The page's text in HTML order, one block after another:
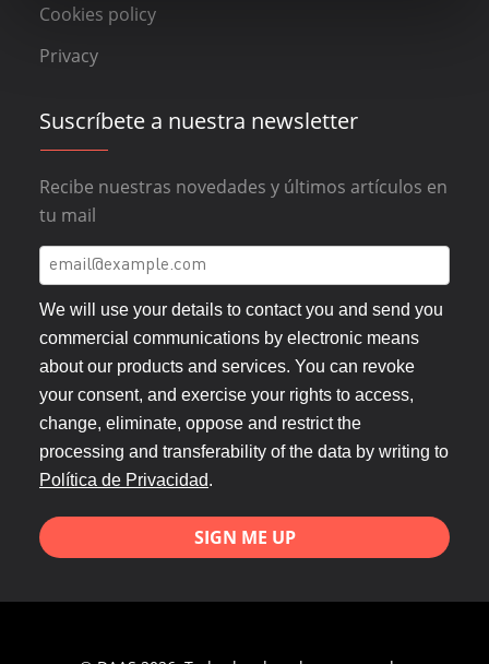
Cookies policy
Privacy
Suscríbete a nuestra newsletter
Recibe nuestras novedades y últimos artículos en
tu mail
We will use your details to contact you and send you
commercial communications by electronic means
about our products and services. You can revoke
your consent, and exercise your rights to access,
change, eliminate, oppose and restrict the
processing and transferability of the data by writing to
Política de Privacidad.
SIGN ME UP